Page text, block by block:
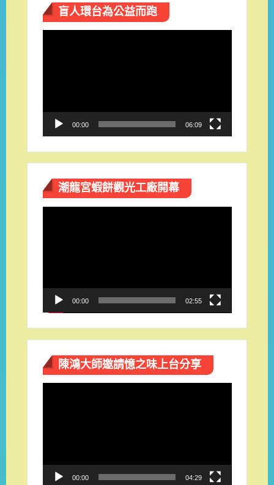
盲人環台​為公益而跑
00:00 06:09
潮龍宮蝦餅觀光工廠開幕
00:00 02:55
陳鴻大師邀請憶之味上台分享
00:00 04:29